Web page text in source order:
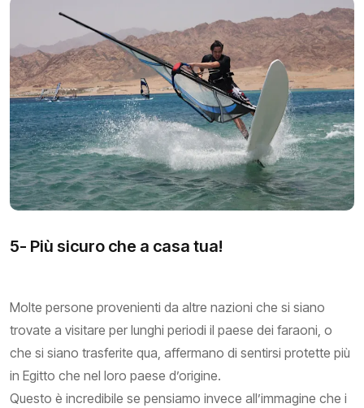
5- Più sicuro che a casa tua!
Molte persone provenienti da altre nazioni che si siano
trovate a visitare per lunghi periodi il paese dei faraoni, o
che si siano trasferite qua, affermano di sentirsi protette più
in Egitto che nel loro paese d’origine.
Questo è incredibile se pensiamo invece all’immagine che i